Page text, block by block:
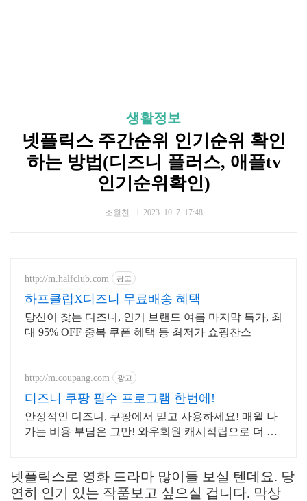
생활정보
넷플릭스 주간순위 인기순위 확인
하는 방법(디즈니 플러스, 애플tv
인기순위확인)
조월천 2023. 10. 7. 17:48
http://m.halfclub.com 광고
하프클럽X디즈니 무료배송 혜택
당신이 찾는 디즈니, 인기 브랜드 여름 마지막 특가, 최
대 95% OFF 중복 쿠폰 혜택 등 최저가 쇼핑찬스
http://m.coupang.com 광고
디즈니 쿠팡 필수 프로그램 한번에!
안정적인 디즈니, 쿠팡에서 믿고 사용하세요! 매월 나
가는 비용 부담은 그만! 와우회원 캐시적립으로 더 알
넷플릭스로 영화 드라마 많이들 보실 텐데요. 당
연히 인기 있는 작품보고 싶으실 겁니다. 막상